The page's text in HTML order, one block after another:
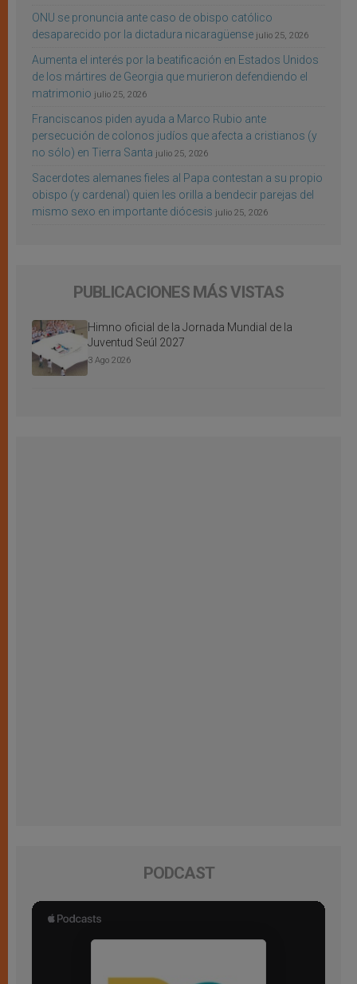
ONU se pronuncia ante caso de obispo católico
desaparecido por la dictadura nicaragüense julio 25, 2026
Aumenta el interés por la beatificación en Estados Unidos
de los mártires de Georgia que murieron defendiendo el
matrimonio julio 25, 2026
Franciscanos piden ayuda a Marco Rubio ante
persecución de colonos judíos que afecta a cristianos (y
no sólo) en Tierra Santa julio 25, 2026
Sacerdotes alemanes fieles al Papa contestan a su propio
obispo (y cardenal) quien les orilla a bendecir parejas del
mismo sexo en importante diócesis julio 25, 2026
PUBLICACIONES MÁS VISTAS
Himno oficial de la Jornada Mundial de la
Juventud Seúl 2027
3 Ago 2026
PODCAST